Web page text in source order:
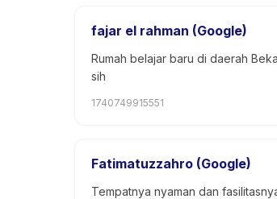
fajar el rahman (Google)
Rumah belajar baru di daerah
sih
1740749915551
Fatimatuzzahro (Google)
Tempatnya nyaman dan